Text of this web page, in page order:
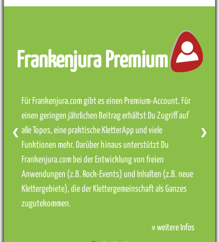
Frankenjura Premium
Für Frankenjura.com gibt es einen Premium-Account. Für
einen geringen jährlichen Beitrag erhältst Du Zugriff auf
alle Topos, eine praktische KletterApp und viele
Funktionen mehr. Darüber hinaus unterstützt Du
Frankenjura.com bei der Entwicklung von freien
Anwendungen (z.B. Rock-Events) und Inhalten (z.B. neue
Klettergebiete), die der Klettergemeinschaft als Ganzes
zugutekommen.
» weitere Infos
❮ ❯